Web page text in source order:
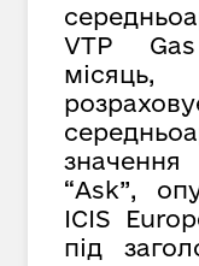
VTP
“Ask”,
ICIS
під